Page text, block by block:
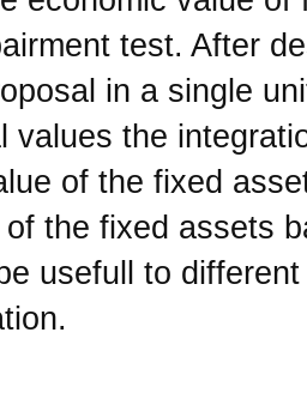
test. After
in a single
values the
of the fixed
the fixed assets
usefull to